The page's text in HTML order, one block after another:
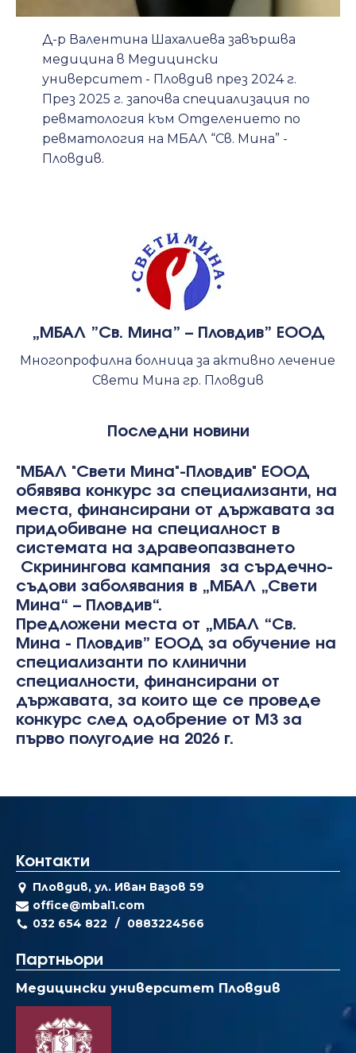
Д-р Валентина Шахалиева завършва
медицина в Медицински
университет - Пловдив през 2024 г.
През 2025 г. започва специализация по
ревматология към Отделението по
ревматология на МБАЛ “Св. Мина” -
Пловдив.
„МБАЛ ”Св. Мина” – Пловдив” ЕООД
Многопрофилна болница за активно лечение
Свети Мина гр. Пловдив
Последни новини
"МБАЛ "Свети Мина"-Пловдив" ЕООД
обявява конкурс за специализанти, на
места, финансирани от държавата за
придобиване на специалност в
системата на здравеопазването
Скринингова кампания за сърдечно-
съдови заболявания в „МБАЛ „Свети
Мина“ – Пловдив“.
Предложени места от „МБАЛ “Св.
Мина - Пловдив” ЕООД за обучение на
специализанти по клинични
специалности, финансирани от
държавата, за които ще се проведе
конкурс след одобрение от МЗ за
първо полугодие на 2026 г.
Контакти
Пловдив, ул. Иван Вазов 59
office@mbal1.com
032 654 822
0883224566
Партньори
Медицински университет Пловдив